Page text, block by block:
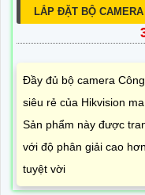
LẮP ĐẶT BỘ
Đầy đủ bộ camera
siêu rẻ của Hikvision
Sản phẩm này được
với độ phân giải cao
tuyệt vời